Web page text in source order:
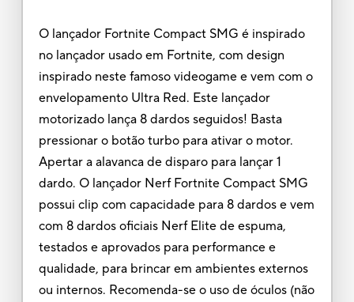
O lançador Fortnite Compact SMG é inspirado
no lançador usado em Fortnite, com design
inspirado neste famoso videogame e vem com o
envelopamento Ultra Red. Este lançador
motorizado lança 8 dardos seguidos! Basta
pressionar o botão turbo para ativar o motor.
Apertar a alavanca de disparo para lançar 1
dardo. O lançador Nerf Fortnite Compact SMG
possui clip com capacidade para 8 dardos e vem
com 8 dardos oficiais Nerf Elite de espuma,
testados e aprovados para performance e
qualidade, para brincar em ambientes externos
ou internos. Recomenda-se o uso de óculos (não